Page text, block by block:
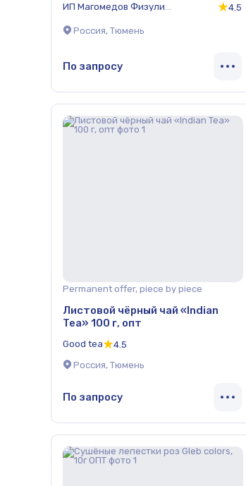
ИП Магомедов Физули
4.5
Россия, Тюмень
По запросу
Permanent offer, piece by piece
Листовой чёрный чай «Indian
Tea» 100 г, опт
Good tea
4.5
Россия, Тюмень
По запросу